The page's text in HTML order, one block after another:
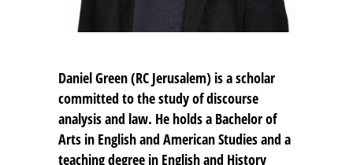
Daniel Green(RC Jerusalem) is a scholar
committed to the study of discourse
analysis and law. He holds a Bachelor of
Arts in English and American Studies and a
teaching degree in English and History